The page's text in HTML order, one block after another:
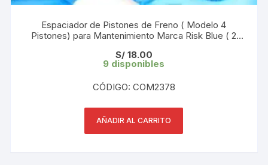
Espaciador de Pistones de Freno ( Modelo 4
Pistones) para Mantenimiento Marca Risk Blue ( 2
S/18.00
9 disponibles
CÓDIGO: COM2378
AÑADIR AL CARRITO